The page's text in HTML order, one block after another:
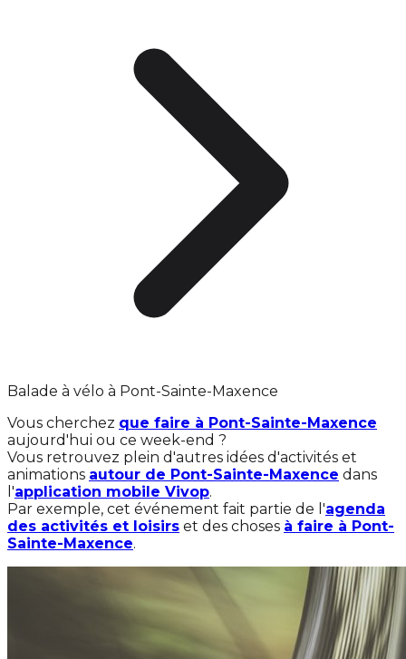
Balade à vélo à Pont-Sainte-Maxence
Vous cherchez que faire à Pont-Sainte-Maxence
aujourd'hui ou ce week-end ?
Vous retrouvez plein d'autres idées d'activités et
animations autour de Pont-Sainte-Maxence dans
l'application mobile Vivop.
Par exemple, cet événement fait partie de l'agenda
des activités et loisirs et des choses à faire à Pont-
Sainte-Maxence.